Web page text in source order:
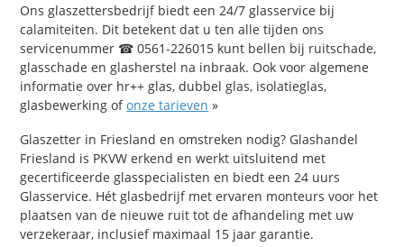
Ons glaszettersbedrijf biedt een 24/7 glasservice bij
calamiteiten. Dit betekent dat u ten alle tijden ons
servicenummer ☎ 0561-226015 kunt bellen bij ruitschade,
glasschade en glasherstel na inbraak. Ook voor algemene
informatie over hr++ glas, dubbel glas, isolatieglas,
glasbewerking ofonze tarieven »
Glaszetter in Friesland en omstreken nodig? Glashandel
Friesland is PKVW erkend en werkt uitsluitend met
gecertificeerde glasspecialisten en biedt een 24 uurs
Glasservice. Hét glasbedrijf met ervaren monteurs voor het
plaatsen van de nieuwe ruit tot de afhandeling met uw
verzekeraar, inclusief maximaal 15 jaar garantie.